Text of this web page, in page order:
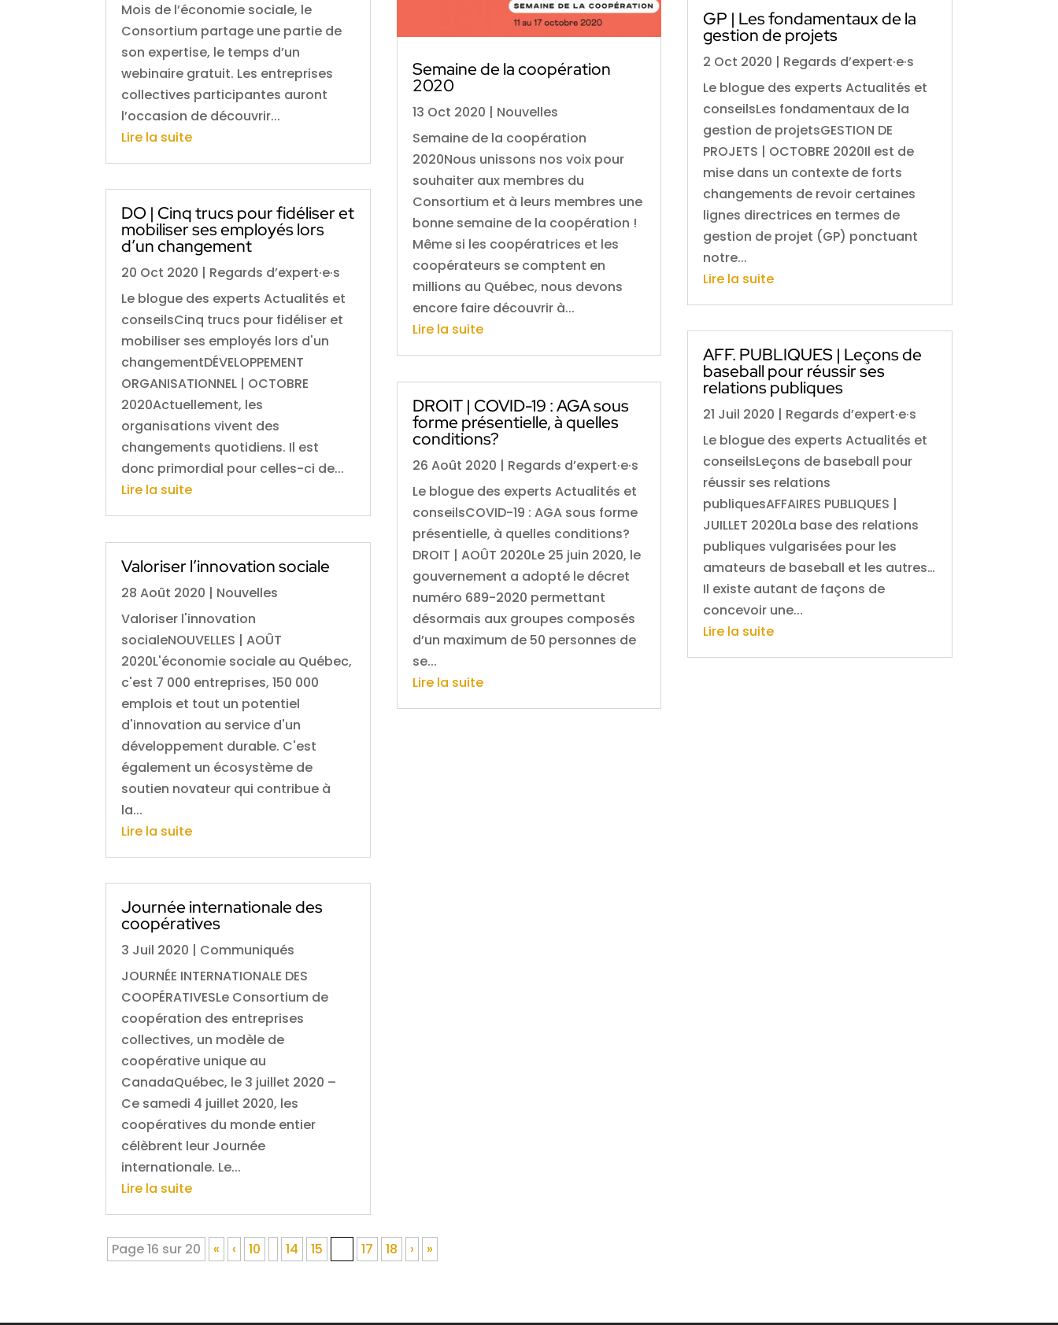
Mois de l’économie sociale, le
Consortium partage une partie de
son expertise, le temps d’un
webinaire gratuit. Les entreprises
collectives participantes auront
l’occasion de découvrir...
Lire la suite
DO | Cinq trucs pour fidéliser et
mobiliser ses employés lors
d’un changement
20 Oct 2020 | Regards d’expert·e·s
Le blogue des experts Actualités et
conseilsCinq trucs pour fidéliser et
mobiliser ses employés lors d'un
changementDÉVELOPPEMENT
ORGANISATIONNEL | OCTOBRE
2020Actuellement, les
organisations vivent des
changements quotidiens. Il est
donc primordial pour celles-ci de...
Lire la suite
Valoriser l’innovation sociale
28 Août 2020 | Nouvelles
Valoriser l'innovation
socialeNOUVELLES | AOÛT
2020L'économie sociale au Québec,
c'est 7 000 entreprises, 150 000
emplois et tout un potentiel
d'innovation au service d'un
développement durable. C'est
également un écosystème de
soutien novateur qui contribue à
la...
Lire la suite
Journée internationale des
coopératives
3 Juil 2020 | Communiqués
JOURNÉE INTERNATIONALE DES
COOPÉRATIVESLe Consortium de
coopération des entreprises
collectives, un modèle de
coopérative unique au
CanadaQuébec, le 3 juillet 2020 –
Ce samedi 4 juillet 2020, les
coopératives du monde entier
célèbrent leur Journée
internationale. Le...
Lire la suite
Semaine de la coopération
2020
13 Oct 2020 | Nouvelles
Semaine de la coopération
2020Nous unissons nos voix pour
souhaiter aux membres du
Consortium et à leurs membres une
bonne semaine de la coopération !
Même si les coopératrices et les
coopérateurs se comptent en
millions au Québec, nous devons
encore faire découvrir à...
Lire la suite
DROIT | COVID-19 : AGA sous
forme présentielle, à quelles
conditions?
26 Août 2020 | Regards d’expert·e·s
Le blogue des experts Actualités et
conseilsCOVID-19 : AGA sous forme
présentielle, à quelles conditions?
DROIT | AOÛT 2020Le 25 juin 2020, le
gouvernement a adopté le décret
numéro 689-2020 permettant
désormais aux groupes composés
d’un maximum de 50 personnes de
se...
Lire la suite
GP | Les fondamentaux de la
gestion de projets
2 Oct 2020 | Regards d’expert·e·s
Le blogue des experts Actualités et
conseilsLes fondamentaux de la
gestion de projetsGESTION DE
PROJETS | OCTOBRE 2020Il est de
mise dans un contexte de forts
changements de revoir certaines
lignes directrices en termes de
gestion de projet (GP) ponctuant
notre...
Lire la suite
AFF. PUBLIQUES | Leçons de
baseball pour réussir ses
relations publiques
21 Juil 2020 | Regards d’expert·e·s
Le blogue des experts Actualités et
conseilsLeçons de baseball pour
réussir ses relations
publiquesAFFAIRES PUBLIQUES |
JUILLET 2020La base des relations
publiques vulgarisées pour les
amateurs de baseball et les autres…
Il existe autant de façons de
concevoir une...
Lire la suite
Page 16 sur 20 « ‹ 10 14 15 17 18 › »